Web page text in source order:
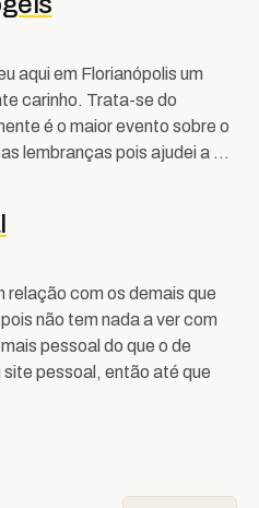
aqui em Florianópolis um
carinho. Trata-se do
é o maior evento sobre o
lembranças pois ajudei a …
relação com os demais que
não tem nada a ver com
pessoal do que o de
pessoal, então até que